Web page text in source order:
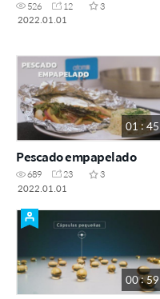
526 12
3
2022.01.01
01 : 45
Pescado empapelado
689 23
3
2022.01.01
00 : 59